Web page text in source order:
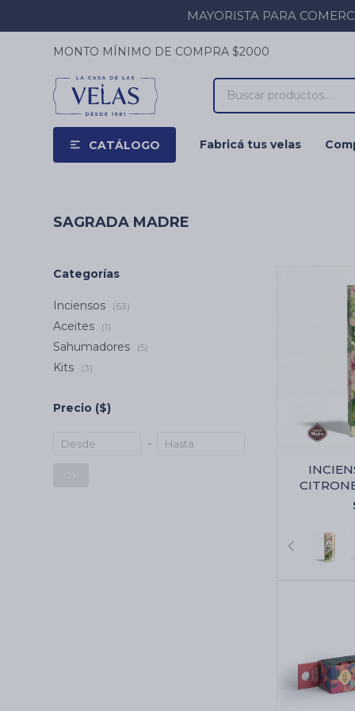
MAYORISTA PARA
CATÁLOGO Fabricá tus velas
MONTO MÍNIMO DE COMPRA $2000
SAGRADA MADRE
Categorías
Inciensos (63)
Aceites (1)
Sahumadores (5)
Kits (3)
Precio ($)